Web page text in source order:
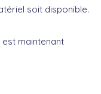
soit disponible.
maintenant